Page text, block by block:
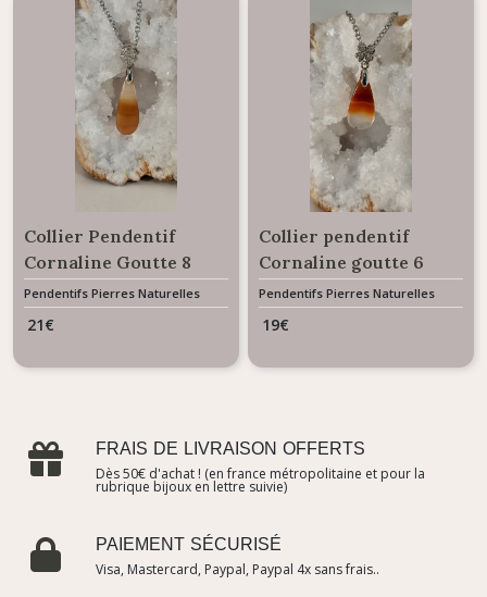
Collier Pendentif
Cornaline Goutte 8
Carats
Pendentifs Pierres Naturelles
Gemme
21€
Collier pendentif
Cornaline goutte 6
carats
Pendentifs Pierres Naturelles
Gemme
19€
FRAIS DE LIVRAISON OFFERTS
Dès 50€ d'achat ! (en france métropolitaine et pour la
rubrique bijoux en lettre suivie)
PAIEMENT SÉCURISÉ
Visa, Mastercard, Paypal, Paypal 4x sans frais..